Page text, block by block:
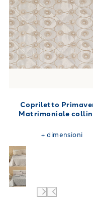
Copriletto
Matrimoniale
gr/mq
+dimensioni